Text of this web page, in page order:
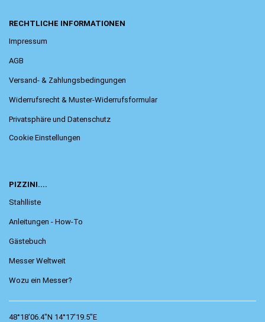
RECHTLICHE INFORMATIONEN
Impressum
AGB
Versand- & Zahlungsbedingungen
Widerrufsrecht & Muster-Widerrufsformular
Privatsphäre und Datenschutz
Cookie Einstellungen
PIZZINI....
Stahlliste
Anleitungen - How-To
Gästebuch
Messer Weltweit
Wozu ein Messer?
48°18'06.4"N 14°17'19.5"E